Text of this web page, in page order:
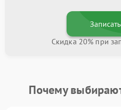
Скидка 20% при
Почему